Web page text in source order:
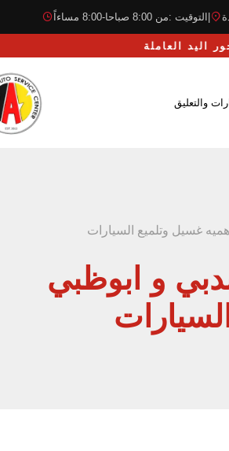
التوقيت :من 8:00 صباحا-8:00 مساءاً
والتعليق
غسيل وتلميع السيارات
و ابوظبي